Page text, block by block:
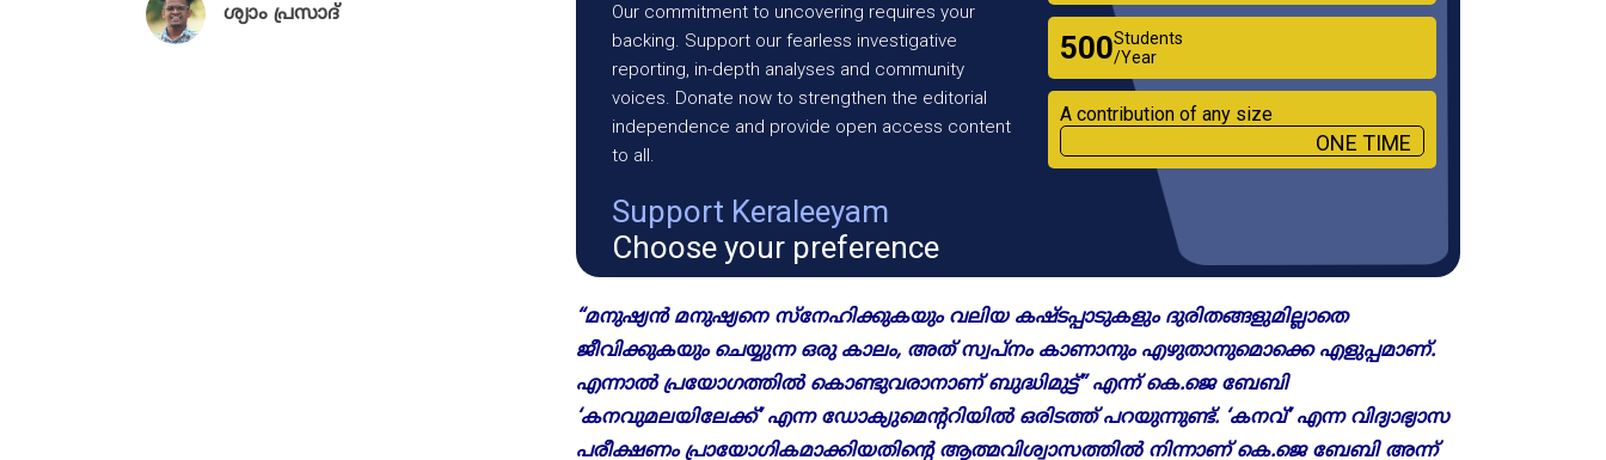
Our commitment to uncovering requires your
backing. Support our fearless investigative
reporting, in-depth analyses and community
voices. Donate now to strengthen the editorial
independence and provide open access content
to all.
Support Keraleeyam
Choose your preference
₹500Students
/Year
A contribution of any size
ONE TIME
“മനുഷ്യൻ മനുഷ്യനെ സ്നേഹിക്കുകയും വലിയ കഷ്ടപ്പാടുകളും ദുരിതങ്ങളുമില്ലാതെ
ജീവിക്കുകയും ചെയ്യുന്ന ഒരു കാലം, അത് സ്വപ്നം കാണാനും എഴുതാനുമൊക്കെ എളുപ്പമാണ്.
എന്നാൽ പ്രയോഗത്തിൽ കൊണ്ടുവരാനാണ് ബുദ്ധിമുട്ട്” എന്ന് കെ.ജെ ബേബി
‘കനവുമലയിലേക്ക്’ എന്ന ഡോക്യുമെന്ററിയിൽ ഒരിടത്ത് പറയുന്നുണ്ട്. ‘കനവ്’ എന്ന വിദ്യാഭ്യാസ
പരീക്ഷണം പ്രായോഗികമാക്കിയതിന്റെ ആത്മവിശ്വാസത്തിൽ നിന്നാണ് കെ.ജെ ബേബി അന്ന്
ശ്യാം പ്രസാദ്